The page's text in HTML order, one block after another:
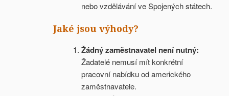
nebo vzdělávání ve Spojených státech.
Jaké jsou výhody?
Žádný zaměstnavatel není nutný:
Žadatelé nemusí mít konkrétní
pracovní nabídku od amerického
zaměstnavatele.